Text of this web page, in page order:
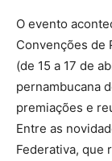
O evento
Convenções de
(de 15 a 17 de
pernambucana
premiações e
Entre as
Federativa, que